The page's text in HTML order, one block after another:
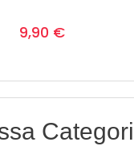
4,90 €